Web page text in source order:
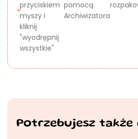
przyciskiem
myszy i
kliknij
"wyodrępnij
wszystkie"
pomocą
Archiwizatora
Potrzebujesz także